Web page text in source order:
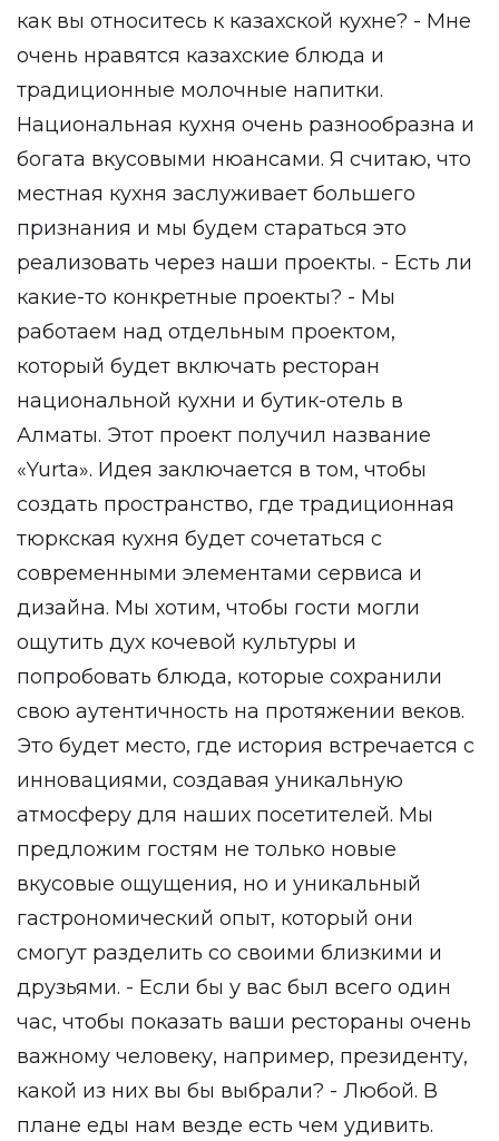
как вы относитесь к казахской кухне? - Мне
очень нравятся казахские блюда и
традиционные молочные напитки.
Национальная кухня очень разнообразна и
богата вкусовыми нюансами. Я считаю, что
местная кухня заслуживает большего
признания и мы будем стараться это
реализовать через наши проекты. - Есть ли
какие-то конкретные проекты? - Мы
работаем над отдельным проектом,
который будет включать ресторан
национальной кухни и бутик-отель в
Алматы. Этот проект получил название
«Yurta». Идея заключается в том, чтобы
создать пространство, где традиционная
тюркская кухня будет сочетаться с
современными элементами сервиса и
дизайна. Мы хотим, чтобы гости могли
ощутить дух кочевой культуры и
попробовать блюда, которые сохранили
свою аутентичность на протяжении веков.
Это будет место, где история встречается с
инновациями, создавая уникальную
атмосферу для наших посетителей. Мы
предложим гостям не только новые
вкусовые ощущения, но и уникальный
гастрономический опыт, который они
смогут разделить со своими близкими и
друзьями. - Если бы у вас был всего один
час, чтобы показать ваши рестораны очень
важному человеку, например, президенту,
какой из них вы бы выбрали? - Любой. В
плане еды нам везде есть чем удивить.